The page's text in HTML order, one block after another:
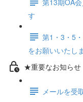
す
第1・3・5
をお願いいたし
★重要なお知らせ
メールを受